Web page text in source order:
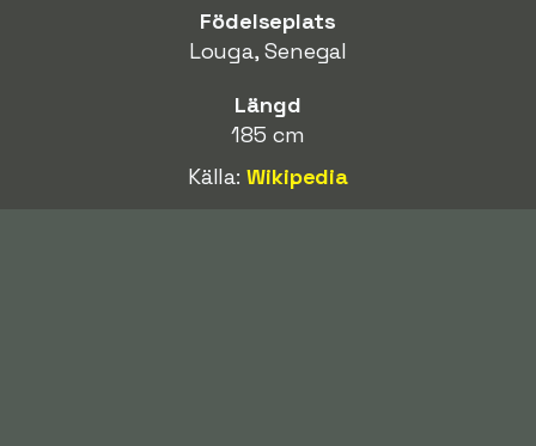
Födelseplats
Louga, Senegal
Längd
185 cm
Källa:Wikipedia